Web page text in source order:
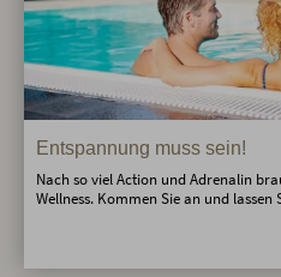
Entspannung muss sein!
Nach so viel Action und Adrenalin
Wellness. Kommen Sie an und lassen